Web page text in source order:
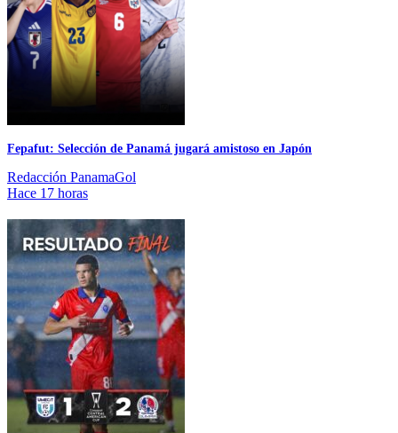
Fepafut: Selección de Panamá jugará amistoso en Japón
Redacción PanamaGol
Hace 17 horas